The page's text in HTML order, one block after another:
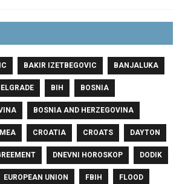
BAKIR IZETBEGOVIC BANJALUKA
BIH BOSNIA
BOSNIA AND HERZEGOVINA
CROATIA CROATS DAYTON
DNEVNI HOROSKOP DODIK
EUROPEAN UNION FBIH FLOOD